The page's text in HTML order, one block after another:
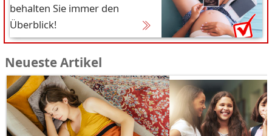
behalten Sie immer den
Überblick!
Neueste Artikel